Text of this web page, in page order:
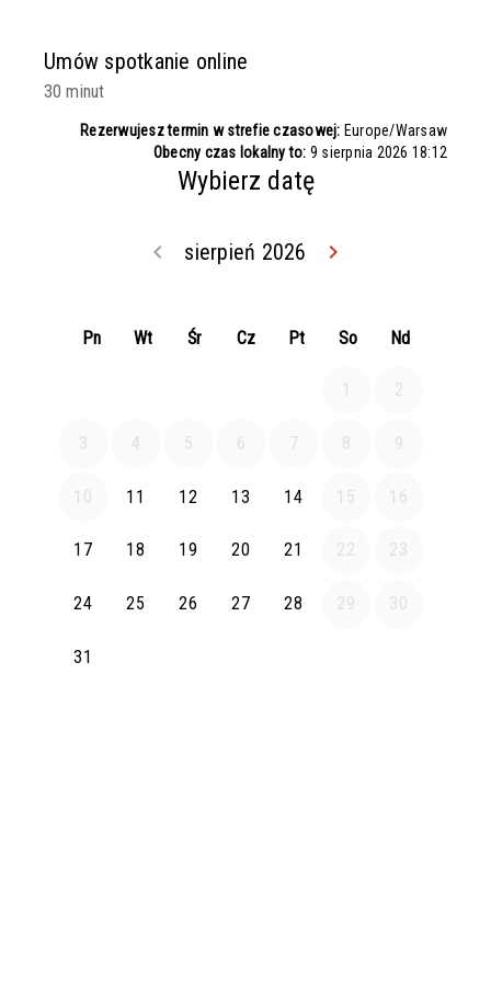
Umów spotkanie online
30 minut
Rezerwujesz termin w strefie czasowej: Europe/Warsaw
Obecny czas lokalny to: 9 sierpnia 2026 18:12
Wybierz datę
sierpień 2026
keyboard_arrow_left
keyboard_arrow_right
Pn Wt Śr Cz Pt So Nd
1 2
3 4 5 6 7 8 9
10 11 12 13 14 15 16
17 18 19 20 21 22 23
24 25 26 27 28 29 30
31